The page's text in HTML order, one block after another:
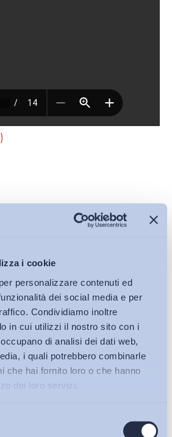
i cookie
personalizzare contenuti ed
dei social media e per
Condividiamo inoltre
in cui utilizzi il nostro sito con i
di analisi dei dati web,
i quali potrebbero combinarle
che hai fornito loro o che hanno
dei loro servizi.
Newsletter